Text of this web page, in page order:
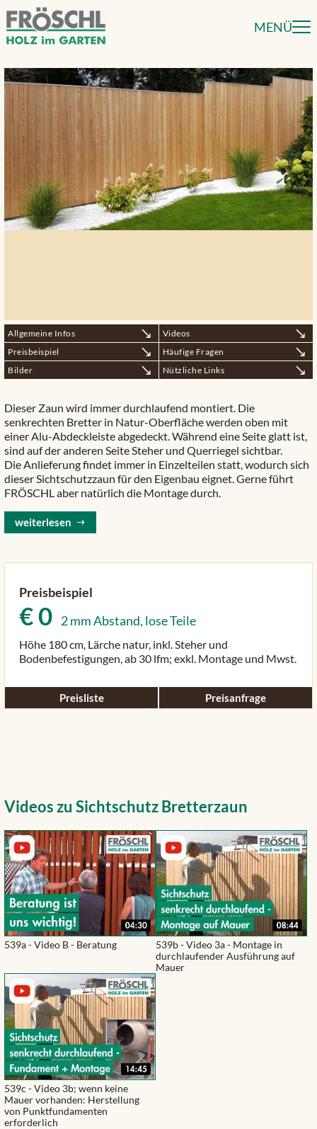
MENÜ
Allgemeine Infos
Preisbeispiel
Bilder
Videos
Häufige Fragen
Nützliche Links
Dieser Zaun wird immer durchlaufend montiert. Die
senkrechten Bretter in Natur-Oberfläche werden oben mit
einer Alu-Abdeckleiste abgedeckt. Während eine Seite glatt ist,
sind auf der anderen Seite Steher und Querriegel sichtbar.
Die Anlieferung findet immer in Einzelteilen statt, wodurch sich
dieser Sichtschutzzaun für den Eigenbau eignet. Gerne führt
FRÖSCHL aber natürlich die Montage durch.
weiterlesen
Preisbeispiel
€0 2 mm Abstand, lose Teile
Höhe 180 cm, Lärche natur, inkl. Steher und
Bodenbefestigungen, ab 30 lfm; exkl. Montage und Mwst.
Preisliste Preisanfrage
Videos zu Sichtschutz Bretterzaun
539a - Video B - Beratung
539b - Video 3a - Montage in
durchlaufender Ausführung auf
Mauer
539c - Video 3b; wenn keine
Mauer vorhanden: Herstellung
von Punktfundamenten
erforderlich